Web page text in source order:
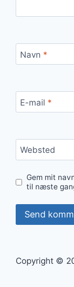
Navn *
E-mail *
Websted
Gem mit
til næste
Copyright ©